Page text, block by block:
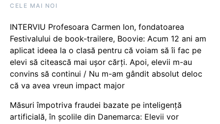
CELE MAI NOI
INTERVIU Profesoara Carmen Ion, fondatoarea
Festivalului de book-trailere, Boovie: Acum 12 ani am
aplicat ideea la o clasă pentru că voiam să îi fac pe
elevi să citească mai ușor cărți. Apoi, elevii m-au
convins să continui / Nu m-am gândit absolut deloc
că va avea vreun impact major
Măsuri împotriva fraudei bazate pe inteligență
artificială, în școlile din Danemarca: Elevii vor